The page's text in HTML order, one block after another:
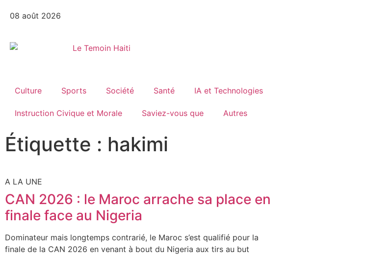
08 août 2026
Culture Sports Société Santé IA et Technologies
Instruction Civique et Morale Saviez-vous que Autres
Étiquette : hakimi
A LA UNE
CAN 2026 : le Maroc arrache sa place en
finale face au Nigeria
Dominateur mais longtemps contrarié, le Maroc s’est qualifié pour la
finale de la CAN 2026 en venant à bout du Nigeria aux tirs au but